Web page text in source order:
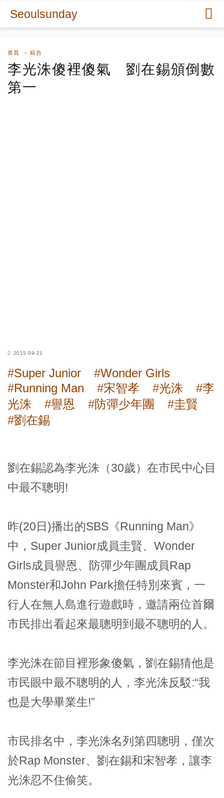
Seoulsunday
首頁 綜合
李光洙傻裡傻氣 劉在錫頒倒數
第一
2015-09-21
#Super Junior
#Wonder Girls
#Running Man
#宋智孝 #光洙
#李
光洙
#譽恩 #防彈少年團
#圭賢
#劉在錫
劉在錫認為李光洙（30歲）在市民中心目
中最不聰明!
昨(20日)播出的SBS《Running Man》
中，Super Junior成員圭賢、Wonder
Girls成員譽恩、防彈少年團成員Rap
Monster和John Park擔任特別來賓，一
行人在無人島進行遊戲時，邀請兩位首爾
市民排出看起來最聰明到最不聰明的人。
李光洙在節目裡形象傻氣，劉在錫猜他是
市民眼中最不聰明的人，李光洙反駁:“我
也是大學畢業生!”
市民排名中，李光洙名列第四聰明，僅次
於Rap Monster、劉在錫和宋智孝，讓李
光洙忍不住偷笑。